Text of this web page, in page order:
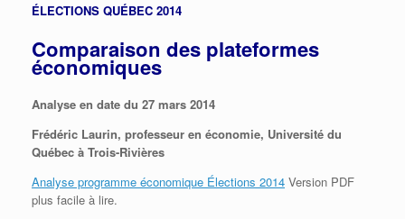
ÉLECTIONS QUÉBEC 2014
Comparaison des plateformes
économiques
Analyse en date du 27 mars 2014
Frédéric Laurin, professeur en économie, Université du
Québec à Trois-Rivières
Analyse programme économique Élections 2014 Version PDF
plus facile à lire.